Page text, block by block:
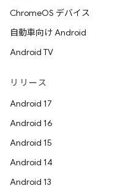
ChromeOS デバイス
自動車向け Android
Android TV
リリース
Android 17
Android 16
Android 15
Android 14
Android 13